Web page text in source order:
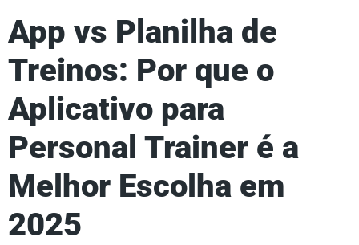
App vs Planilha de
Treinos: Por que o
Aplicativo para
Personal Trainer é a
Melhor Escolha em
2025